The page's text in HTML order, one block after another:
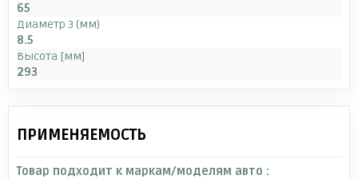
65
Диаметр 3 (мм)
8.5
Высота [мм]
293
ПРИМЕНЯЕМОСТЬ
Товар подходит к маркам/моделям авто :